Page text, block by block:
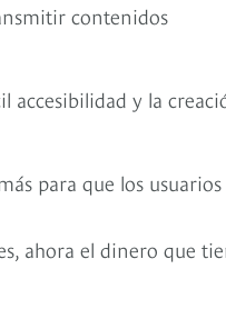
contenidos
accesibilidad y la
para que los usuarios
ahora el dinero que